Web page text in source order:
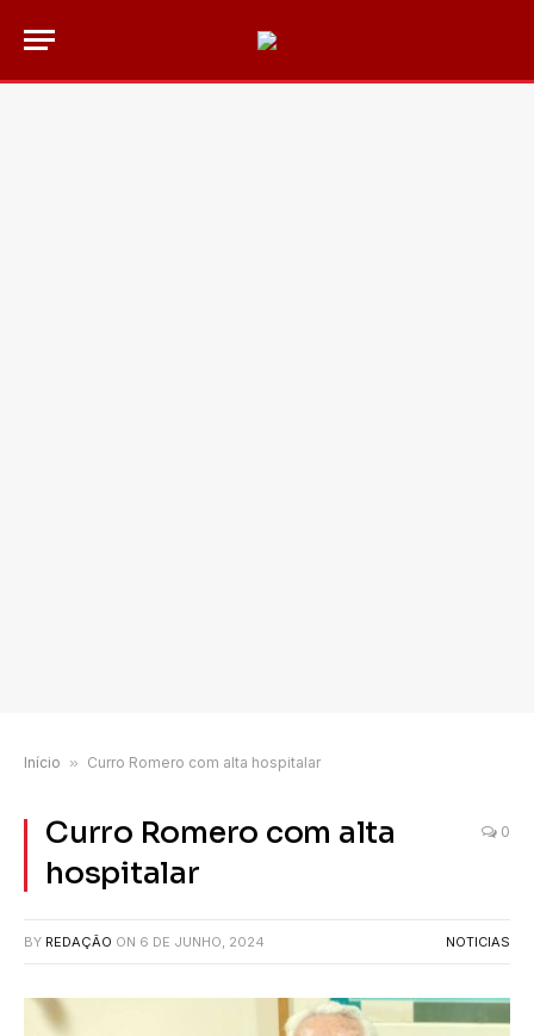
Início » Curro Romero com alta hospitalar
Curro Romero com alta
hospitalar
0
BY REDAÇÃO ON 6 DE JUNHO, 2024 NOTICIAS